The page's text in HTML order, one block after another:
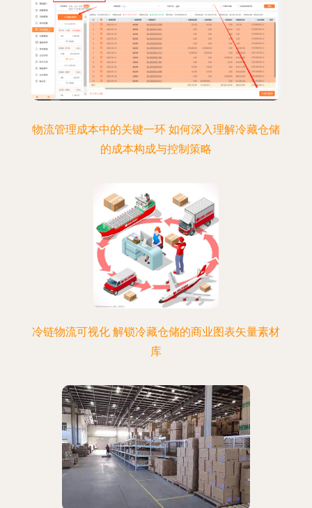
物流管理成本中的关键一环 如何深入理解冷藏仓储
的成本构成与控制策略
冷链物流可视化 解锁冷藏仓储的商业图表矢量素材
库